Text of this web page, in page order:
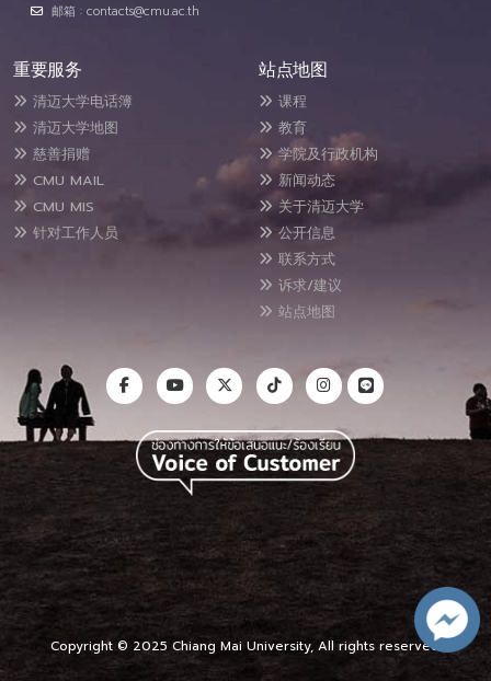
邮箱 : contacts@cmu.ac.th
重要服务
清迈大学电话簿
清迈大学地图
慈善捐赠
CMU MAIL
CMU MIS
针对工作人员
站点地图
课程
教育
学院及行政机构
新闻动态
关于清迈大学
公开信息
联系方式
诉求/建议
站点地图
Copyright © 2025 Chiang Mai University, All rights reserved.